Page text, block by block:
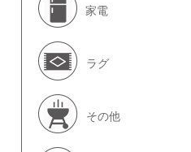
家電
ラグ
その他